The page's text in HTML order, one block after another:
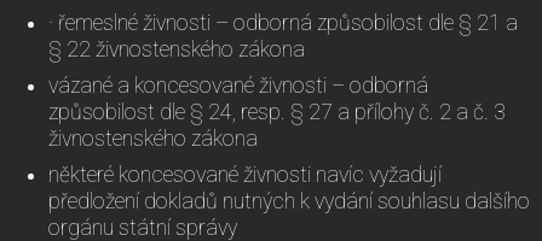
· řemeslné živnosti – odborná způsobilost dle § 21 a
§ 22 živnostenského zákona
vázané a koncesované živnosti – odborná
způsobilost dle § 24, resp. § 27 a přílohy č. 2 a č. 3
živnostenského zákona
některé koncesované živnosti navíc vyžadují
předložení dokladů nutných k vydání souhlasu dalšího
orgánu státní správy